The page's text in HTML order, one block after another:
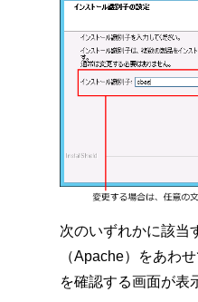
次のいずれかに該当
（Apache）をあわ
を確認する画面が表